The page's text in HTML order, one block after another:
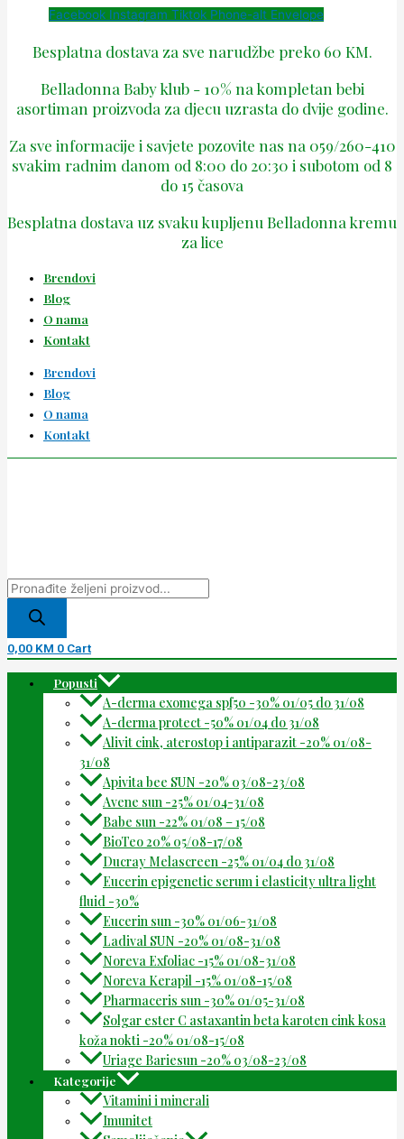
Facebook Instagram Tiktok Phone-alt Envelope
Besplatna dostava za sve narudžbe preko 60 KM.
Belladonna Baby klub - 10% na kompletan bebi
asortiman proizvoda za djecu uzrasta do dvije godine.
Za sve informacije i savjete pozovite nas na 059/260-410
svakim radnim danom od 8:00 do 20:30 i subotom od 8
do 15 časova
Besplatna dostava uz svaku kupljenu Belladonna kremu
za lice
Brendovi
Blog
O nama
Kontakt
Brendovi
Blog
O nama
Kontakt
0,00 KM 0 Cart
Popusti
A-derma exomega spf50 -30% 01/05 do 31/08
A-derma protect -50% 01/04 do 31/08
Alivit cink, aterostop i antiparazit -20% 01/08-
31/08
Apivita bee SUN -20% 03/08-23/08
Avene sun -25% 01/04-31/08
Babe sun -22% 01/08 – 15/08
BioTeo 20% 05/08-17/08
Ducray Melascreen -25% 01/04 do 31/08
Eucerin epigenetic serum i elasticity ultra light
fluid -30%
Eucerin sun -30% 01/06-31/08
Ladival SUN -20% 01/08-31/08
Noreva Exfoliac -15% 01/08-31/08
Noreva Kerapil -15% 01/08-15/08
Pharmaceris sun -30% 01/05-31/08
Solgar ester C astaxantin beta karoten cink kosa
koža nokti -20% 01/08-15/08
Uriage Bariesun -20% 03/08-23/08
Kategorije
Vitamini i minerali
Imunitet